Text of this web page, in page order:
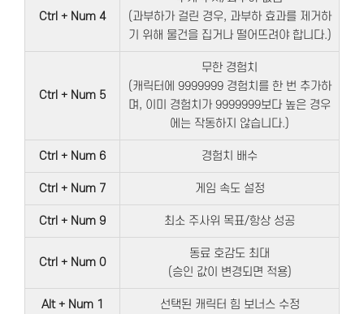
Ctrl + Num 4
(과부하가 걸린 경우, 과부하 효과를 제거하
기 위해 물건을 집거나 떨어뜨려야 합니다.)
Ctrl + Num 5
무한 경험치
(캐릭터에 9999999 경험치를 한 번 추가하
며, 이미 경험치가 9999999보다 높은 경우
에는 작동하지 않습니다.)
Ctrl + Num 6 경험치 배수
Ctrl + Num 7 게임 속도 설정
Ctrl + Num 9 최소 주사위 목표/항상 성공
Ctrl + Num 0
동료 호감도 최대
(승인 값이 변경되면 적용)
Alt + Num 1 선택된 캐릭터 힘 보너스 수정